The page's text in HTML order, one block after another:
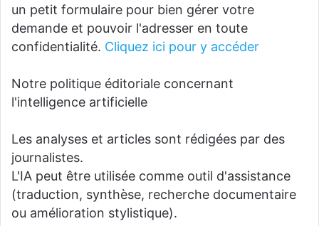
un petit formulaire pour bien gérer votre
demande et pouvoir l'adresser en toute
confidentialité. Cliquez ici pour y accéder
Notre politique éditoriale concernant
l'intelligence artificielle
Les analyses et articles sont rédigées par des
journalistes.
L'IA peut être utilisée comme outil d'assistance
(traduction, synthèse, recherche documentaire
ou amélioration stylistique).